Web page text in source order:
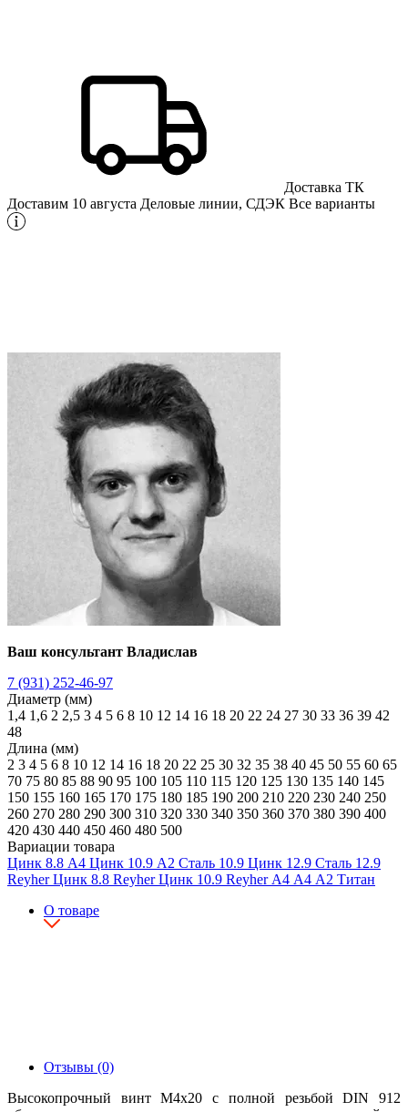
Доставка ТК
Доставим 10 августа Деловые линии, СДЭК Все варианты
Ваш консультант Владислав
7 (931) 252-46-97
Диаметр (мм)
1,4 1,6 2 2,5 3 4 5 6 8 10 12 14 16 18 20 22 24 27 30 33 36 39 42
48
Длина (мм)
2 3 4 5 6 8 10 12 14 16 18 20 22 25 30 32 35 38 40 45 50 55 60 65
70 75 80 85 88 90 95 100 105 110 115 120 125 130 135 140 145
150 155 160 165 170 175 180 185 190 200 210 220 230 240 250
260 270 280 290 300 310 320 330 340 350 360 370 380 390 400
420 430 440 450 460 480 500
Вариации товара
Цинк 8.8 А4 Цинк 10.9 А2 Сталь 10.9 Цинк 12.9 Сталь 12.9
Reyher Цинк 8.8 Reyher Цинк 10.9 Reyher А4 А4 А2 Титан
О товаре
Отзывы (0)
Высокопрочный винт М4х20 с полной резьбой DIN 912